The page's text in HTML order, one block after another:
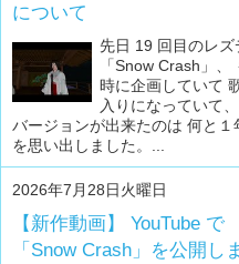
について
先日 19 回目のレ
「Snow Crash」
時に企画していて
入りになっていて
バージョンが出来たのは 何と
を思い出しました。...
2026年7月28日火曜日
【新作動画】 YouTube で
「Snow Crash」を公開し